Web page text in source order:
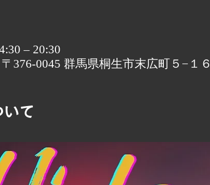
– 20:30
376-0045 群馬県桐生市末広町５−１６
て